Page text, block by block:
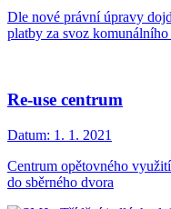
Dle nové právní úpravy
platby za svoz komunálního
Re-use centrum
Datum: 1. 1. 2021
Centrum opětovného
do sběrného dvora